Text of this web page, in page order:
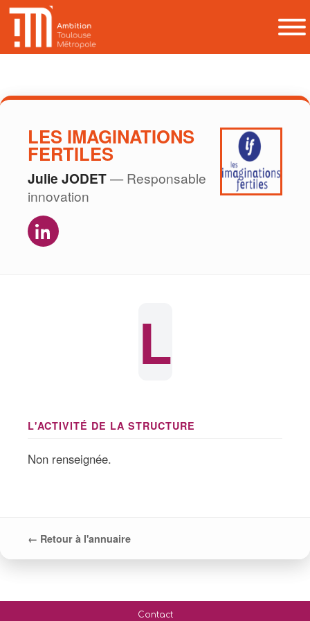
LES IMAGINATIONS
FERTILES
Julie JODET— Responsable
innovation
L
L'ACTIVITÉ DE LA STRUCTURE
Non renseignée.
← Retour à l'annuaire
Contact